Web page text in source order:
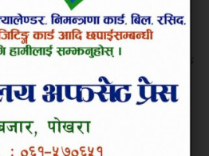
प्रदेशको एक प्रमुख समाचार माध्यम हो।
यो पत्रिकाले स्थानीय गतिविधि, प्रादेशिक
निष्पक्ष रूपमा सम्प्रेषण गर्दछ। यसले
आम नागरिकलाई सुसूचित गर्दै